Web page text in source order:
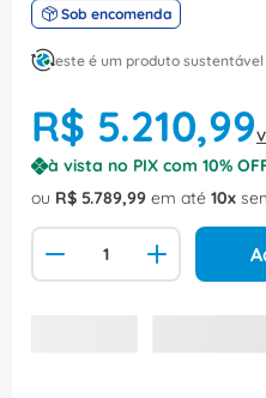
Sob encomenda
este é um produto sustentável
R$ 5.210,99
à vista no PIX com 10%
ou R$ 5.789,99 em até 10